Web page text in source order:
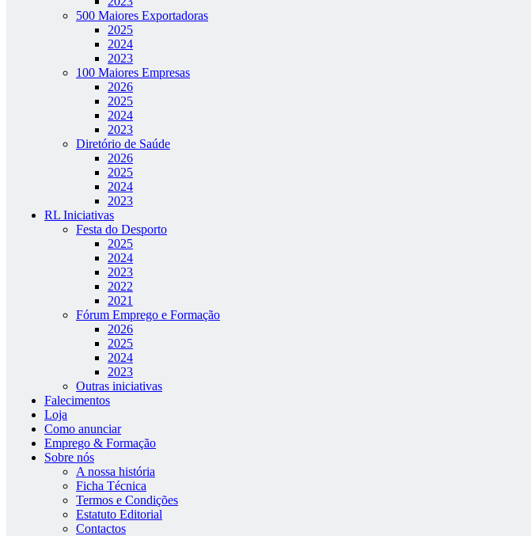
500 Maiores Exportadoras
2025
2024
2023
100 Maiores Empresas
2026
2025
2024
2023
Diretório de Saúde
2026
2025
2024
2023
RL Iniciativas
Festa do Desporto
2025
2024
2023
2022
2021
Fórum Emprego e Formação
2026
2025
2024
2023
Outras iniciativas
Falecimentos
Loja
Como anunciar
Emprego & Formação
Sobre nós
A nossa história
Ficha Técnica
Termos e Condições
Estatuto Editorial
Contactos